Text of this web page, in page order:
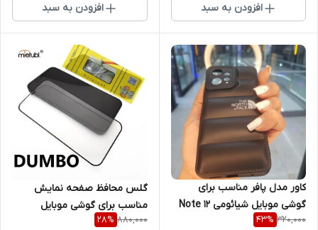
افزودن به سبد افزودن به سبد
کاور مدل پافر مناسب برای
گوشی موبایل شیائومی Note 12
4G
320,000
43%
گلس محافظ صفحه نمایش
مناسب برای گوشی موبایل
سامسونگ Galaxy S21 fe
880,000
28%